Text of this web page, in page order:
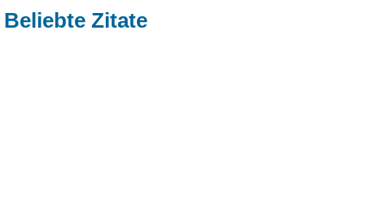
Beliebte Zitate